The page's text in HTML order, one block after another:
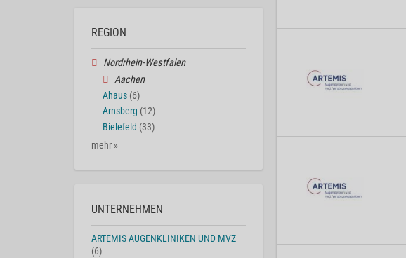
REGION
Nordrhein-Westfalen
Aachen
Ahaus (6)
Arnsberg (12)
Bielefeld (33)
mehr »
UNTERNEHMEN
ARTEMIS AUGENKLINIKEN UND MVZ
(6)